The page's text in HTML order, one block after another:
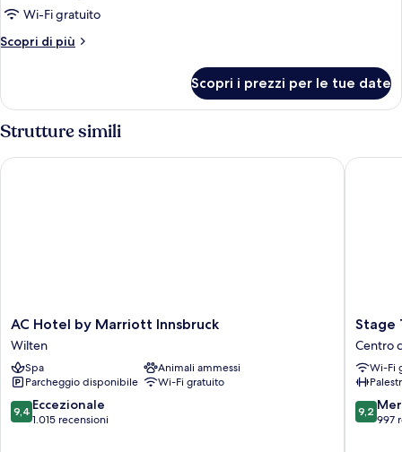
Wi-Fi gratuito
Scopri di più
Altri
familiare
Scopri i prezzi per le tue date
Strutture simili
AC
Hotel
by
Marriott
Innsbruck
Wilten
AC Hotel by Marriott Innsbruck
Wilten
Spa
Animali ammessi
Parcheggio disponibile
Wi-Fi gratuito
9.4
su
9,4 Eccezionale
1.015 recensioni
AC Hotel by Marriott Innsbruck
Stage
12
Hotel
by
Penz
Centro
città
Stage
Centro
Wi-Fi
9.2
su
9,2
997
Stage